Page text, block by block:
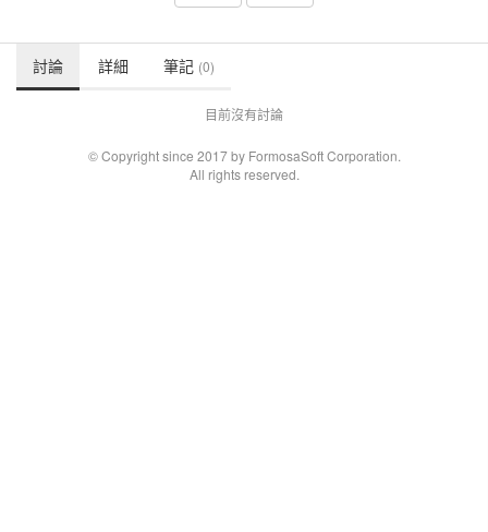
討論 詳細 筆記 (0)
目前沒有討論
© Copyright since 2017 by FormosaSoft Corporation.
All rights reserved.